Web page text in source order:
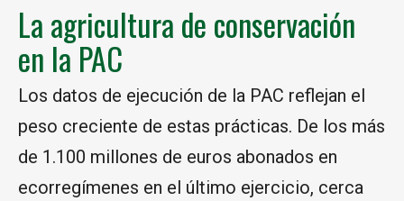
La agricultura de conservación
en la PAC
Los datos de ejecución de la PAC reflejan el
peso creciente de estas prácticas. De los más
de 1.100 millones de euros abonados en
ecorregímenes en el último ejercicio, cerca